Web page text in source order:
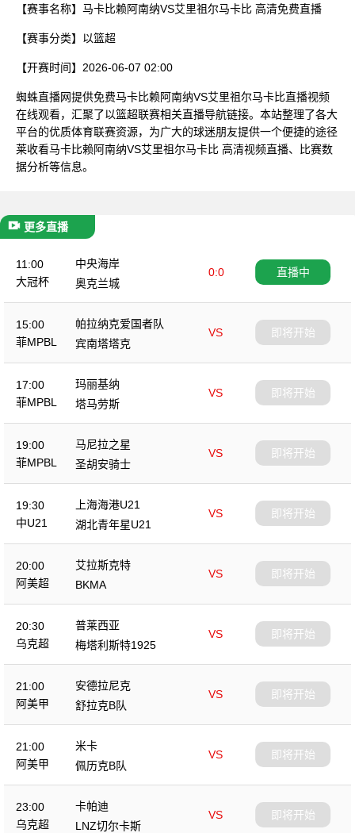
【赛事名称】 马卡比赖阿南纳VS艾里祖尔马卡比 高清免费直播
【赛事分类】 以篮超
【开赛时间】 2026-06-07 02:00
蜘蛛直播网提供免费马卡比赖阿南纳VS艾里祖尔马卡比直播视频
在线观看，汇聚了以篮超联赛相关直播导航链接。本站整理了各大
平台的优质体育联赛资源，为广大的球迷朋友提供一个便捷的途径
莱收看马卡比赖阿南纳VS艾里祖尔马卡比 高清视频直播、比赛数
据分析等信息。
更多直播
11:00
大冠杯
中央海岸
0:0
奥克兰城
直播中
15:00
菲MPBL
帕拉纳克爱国者队
VS
宾南塔塔克
即将开始
17:00
菲MPBL
玛丽基纳
VS
塔马劳斯
即将开始
19:00
菲MPBL
马尼拉之星
VS
圣胡安骑士
即将开始
19:30
中U21
上海海港U21
VS
湖北青年星U21
即将开始
20:00
阿美超
艾拉斯克特
VS
BKMA
即将开始
20:30
乌克超
普莱西亚
VS
梅塔利斯特1925
即将开始
21:00
阿美甲
安德拉尼克
VS
舒拉克B队
即将开始
21:00
阿美甲
米卡
VS
佩历克B队
即将开始
23:00
乌克超
卡帕迪
VS
LNZ切尔卡斯
即将开始